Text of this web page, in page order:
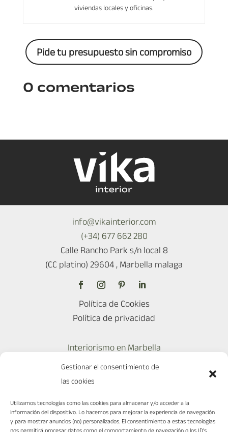
Gestionar el consentimiento de
las cookies
Utilizamos tecnologías como las cookies para almacenar y/o acceder a la
información del dispositivo. Lo hacemos para mejorar la experiencia de navegación
y para mostrar anuncios (no) personalizados. El consentimiento a estas tecnologías
nos permitirá procesar datos como el comportamiento de navegación o los ID's
viviendas locales y oficinas.
Pide tu presupuesto sin compromiso
0 comentarios
info@vikainterior.com
(+34) 677 662 280
Calle Rancho Park s/n local 8
(CC platino) 29604 , Marbella malaga
Política de Cookies
Política de privacidad
Interiorismo en Marbella
Diseño para restaurantes